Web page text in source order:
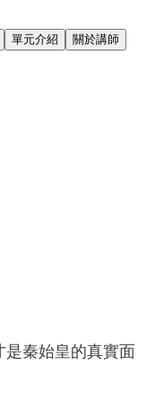
單元介紹
關於講師
秦始皇的真實面